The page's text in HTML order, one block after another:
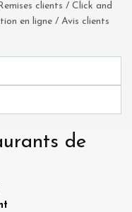
clients / Click and
en ligne / Avis clients
de